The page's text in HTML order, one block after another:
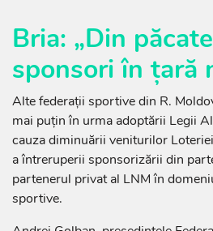
Bria: „Din
sponsori în țară
Alte federații sportive din R.
mai puțin în urma adoptării Legii
cauza diminuării veniturilor
a întreruperii sponsorizării din
partenerul privat al LNM în
sportive.